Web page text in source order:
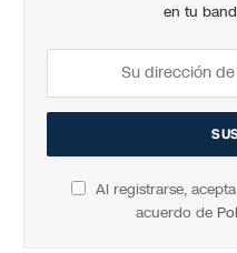
en tu
Al registrarse,
acuerdo de